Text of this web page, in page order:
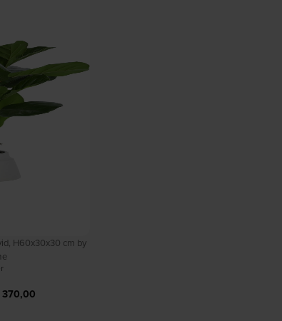
H60x30x30 cm by
370,00